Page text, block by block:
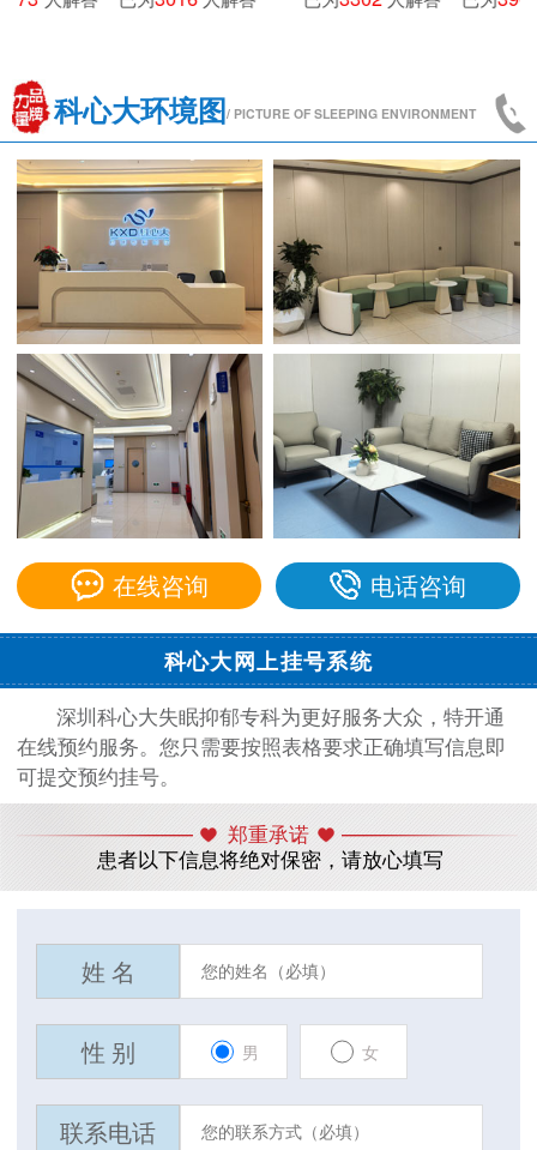
科心大环境图/ PICTURE OF SLEEPING ENVIRONMENT
在线咨询 电话咨询
科心大网上挂号系统
深圳科心大失眠抑郁专科为更好服务大众，特开通
在线预约服务。您只需要按照表格要求正确填写信息即
可提交预约挂号。
郑重承诺
患者以下信息将绝对保密，请放心填写
姓 名
性 别 男 女
联系电话